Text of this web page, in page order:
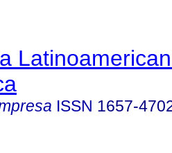
ISSN 1657-